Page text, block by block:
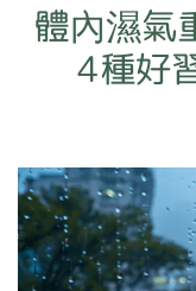
體內濕氣
4種好